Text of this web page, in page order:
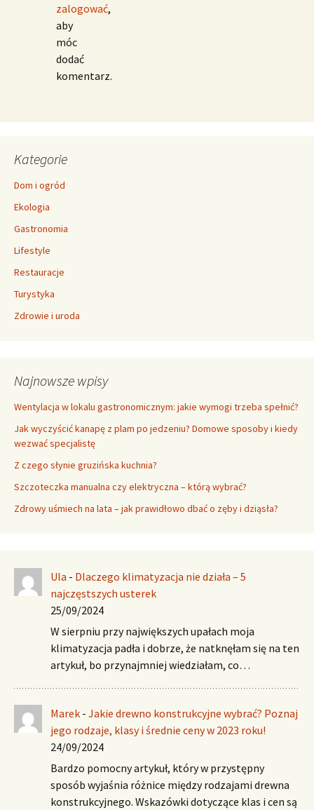
zalogować,
aby
móc
dodać
komentarz.
Kategorie
Dom i ogród
Ekologia
Gastronomia
Lifestyle
Restauracje
Turystyka
Zdrowie i uroda
Najnowsze wpisy
Wentylacja w lokalu gastronomicznym: jakie wymogi trzeba spełnić?
Jak wyczyścić kanapę z plam po jedzeniu? Domowe sposoby i kiedy
wezwać specjalistę
Z czego słynie gruzińska kuchnia?
Szczoteczka manualna czy elektryczna – którą wybrać?
Zdrowy uśmiech na lata – jak prawidłowo dbać o zęby i dziąsła?
Ula - Dlaczego klimatyzacja nie działa – 5
najczęstszych usterek
25/09/2024
W sierpniu przy największych upałach moja
klimatyzacja padła i dobrze, że natknęłam się na ten
artykuł, bo przynajmniej wiedziałam, co…
Marek - Jakie drewno konstrukcyjne wybrać? Poznaj
jego rodzaje, klasy i średnie ceny w 2023 roku!
24/09/2024
Bardzo pomocny artykuł, który w przystępny
sposób wyjaśnia różnice między rodzajami drewna
konstrukcyjnego. Wskazówki dotyczące klas i cen są